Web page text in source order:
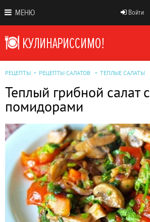
МЕНЮ Войти
РЕЦЕПТЫ РЕЦЕПТЫ САЛАТОВ ТЕПЛЫЕ САЛАТЫ
Теплый грибной салат с
помидорами